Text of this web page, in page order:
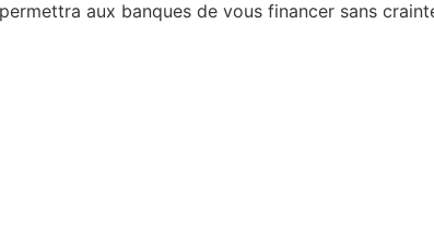
aux banques de vous financer sans